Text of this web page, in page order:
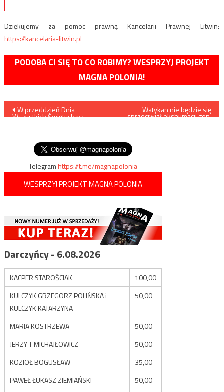
Dziękujemy za pomoc prawną Kancelarii Prawnej Litwin:
https://kancelaria-litwin.pl
PODOBA CI SIĘ TO CO ROBIMY? WESPRZYJ PROJEKT
MAGNA POLONIA!
Nawigacja
W przeddzień Dnia
Wszystkich Świętych na
Watykan nie będzie się
sprzeciwiał ekshumacji gen.
Telegramhttps://t.me/magnapolonia
WESPRZYJ PROJEKT MAGNA POLONIA
Darczyńcy - 6.08.2026
KACPER STAROŚCIAK
100,00
KULCZYK GRZEGORZ POLIŃSKA i
KULCZYK KATARZYNA
50,00
MARIA KOSTRZEWA
50,00
JERZY T MICHAJŁOWICZ
50,00
KOZIOŁ BOGUSŁAW
35,00
PAWEŁ ŁUKASZ ZIEMIAŃSKI
50,00